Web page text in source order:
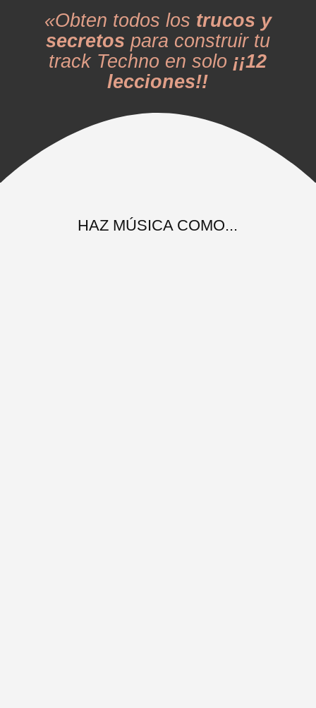
«Obten todos los trucos y
secretos para construir tu
track Techno en solo ¡¡12
lecciones!!
HAZ MÚSICA COMO...